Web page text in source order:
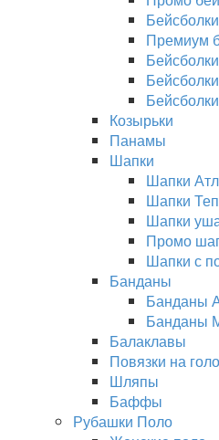
Премиум
Козырьки
Панамы
Шапки
Шапки
Шапки
Шапки
Промо
Шапки с
Банданы
Банданы
Банданы
Балаклавы
Повязки на
Шляпы
Баффы
Рубашки Поло